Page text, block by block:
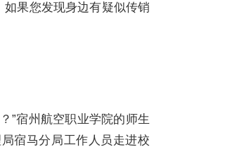
果您发现身边有疑似传销
”宿州航空职业学院的师生
宿马分局工作人员走进校